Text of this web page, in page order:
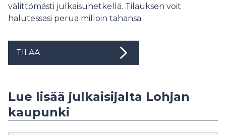
välittömästi julkaisuhetkellä. Tilauksen voit
halutessasi perua milloin tahansa.
TILAA
Lue lisää julkaisijalta Lohjan
kaupunki